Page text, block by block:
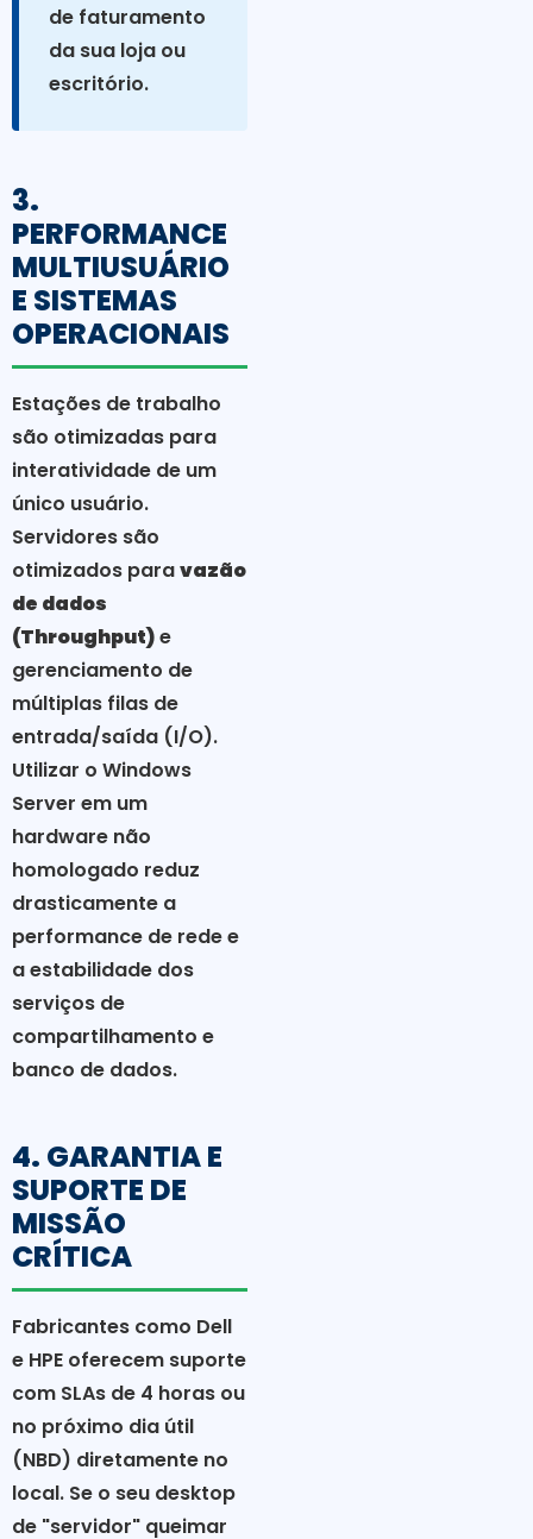
de faturamento
da sua loja ou
escritório.
3.
PERFORMANCE
MULTIUSUÁRIO
E SISTEMAS
OPERACIONAIS
Estações de trabalho
são otimizadas para
interatividade de um
único usuário.
Servidores são
otimizados paravazão
de dados
(Throughput)e
gerenciamento de
múltiplas filas de
entrada/saída (I/O).
Utilizar o Windows
Server em um
hardware não
homologado reduz
drasticamente a
performance de rede e
a estabilidade dos
serviços de
compartilhamento e
banco de dados.
4. GARANTIA E
SUPORTE DE
MISSÃO
CRÍTICA
Fabricantes como Dell
e HPE oferecem suporte
com SLAs de 4 horas ou
no próximo dia útil
(NBD) diretamente no
local. Se o seu desktop
de "servidor" queimar